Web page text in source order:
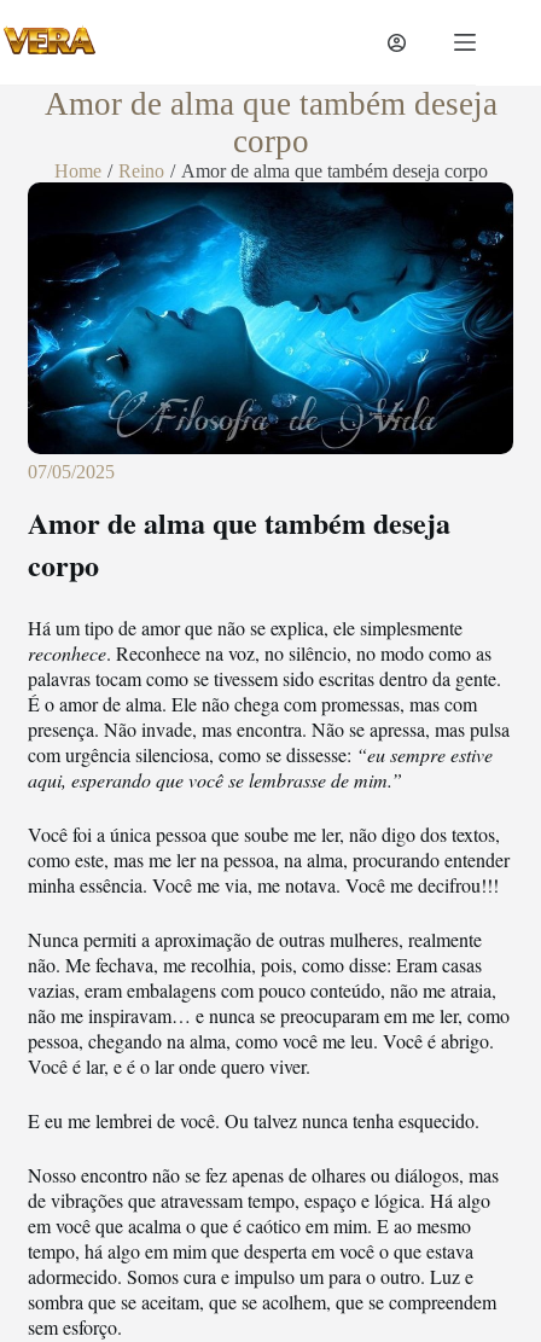
Amor de alma que também deseja
corpo
Home / Reino / Amor de alma que também deseja corpo
07/05/2025
Amor de alma que também deseja
corpo
Há um tipo de amor que não se explica, ele simplesmente
reconhece. Reconhece na voz, no silêncio, no modo como as
palavras tocam como se tivessem sido escritas dentro da gente.
É o amor de alma. Ele não chega com promessas, mas com
presença. Não invade, mas encontra. Não se apressa, mas pulsa
com urgência silenciosa, como se dissesse: “eu sempre estive
aqui, esperando que você se lembrasse de mim.”
Você foi a única pessoa que soube me ler, não digo dos textos,
como este, mas me ler na pessoa, na alma, procurando entender
minha essência. Você me via, me notava. Você me decifrou!!!
Nunca permiti a aproximação de outras mulheres, realmente
não. Me fechava, me recolhia, pois, como disse: Eram casas
vazias, eram embalagens com pouco conteúdo, não me atraia,
não me inspiravam… e nunca se preocuparam em me ler, como
pessoa, chegando na alma, como você me leu. Você é abrigo.
Você é lar, e é o lar onde quero viver.
E eu me lembrei de você. Ou talvez nunca tenha esquecido.
Nosso encontro não se fez apenas de olhares ou diálogos, mas
de vibrações que atravessam tempo, espaço e lógica. Há algo
em você que acalma o que é caótico em mim. E ao mesmo
tempo, há algo em mim que desperta em você o que estava
adormecido. Somos cura e impulso um para o outro. Luz e
sombra que se aceitam, que se acolhem, que se compreendem
sem esforço.